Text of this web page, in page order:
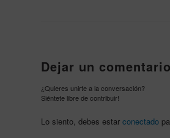
Dejar un comentario
¿Quieres unirte a la conversación?
Siéntete libre de contribuir!
Lo siento, debes estar conectado